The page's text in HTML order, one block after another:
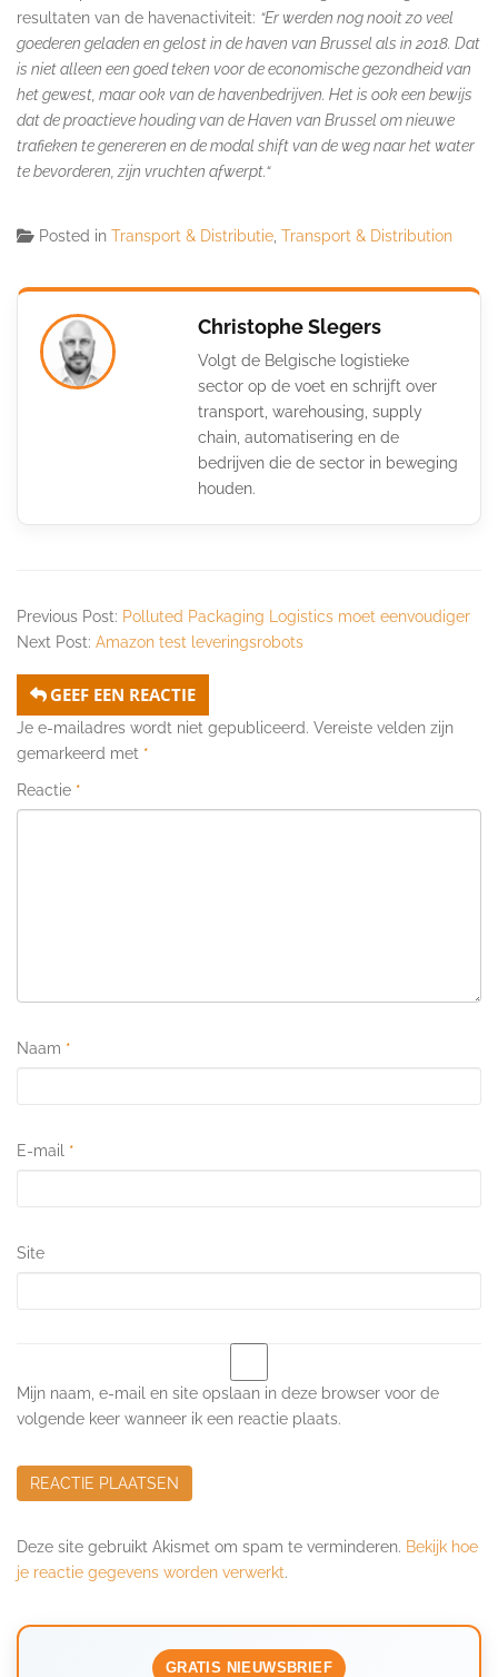
resultaten van de havenactiviteit: “Er werden nog nooit zo veel
goederen geladen en gelost in de haven van Brussel als in 2018. Dat
is niet alleen een goed teken voor de economische gezondheid van
het gewest, maar ook van de havenbedrijven. Het is ook een bewijs
dat de proactieve houding van de Haven van Brussel om nieuwe
trafieken te genereren en de modal shift van de weg naar het water
te bevorderen, zijn vruchten afwerpt.“
Posted in Transport & Distributie Transport & Distribution
Christophe Slegers
Volgt de Belgische logistieke
sector op de voet en schrijft over
transport, warehousing, supply
chain, automatisering en de
bedrijven die de sector in beweging
houden.
Previous Post: Polluted Packaging Logistics moet eenvoudiger
Next Post: Amazon test leveringsrobots
GEEF EEN REACTIE
Je e-mailadres wordt niet gepubliceerd. Vereiste velden zijn
gemarkeerd met *
Reactie *
Naam *
E-mail *
Site
Mijn naam, e-mail en site opslaan in deze browser voor de
volgende keer wanneer ik een reactie plaats.
Deze site gebruikt Akismet om spam te verminderen. Bekijk hoe
je reactie gegevens worden verwerkt.
GRATIS NIEUWSBRIEF